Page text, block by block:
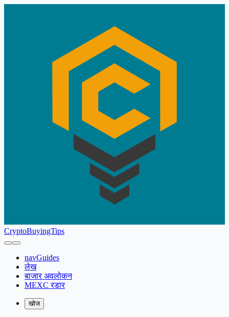
CryptoBuyingTips
navGuides
लेख
बाजार अवलोकन
MEXC रडार
खोज